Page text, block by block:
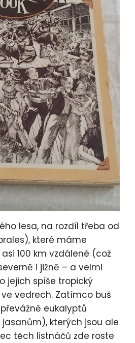
lesa, na rozdíl třeba od
které máme
100 km vzdálené (což
i jižně – a velmi
jejich spíše tropický
vedrech. Zatímco buš
eukalyptů
kterých jsou ale
těch listnáčů zde roste